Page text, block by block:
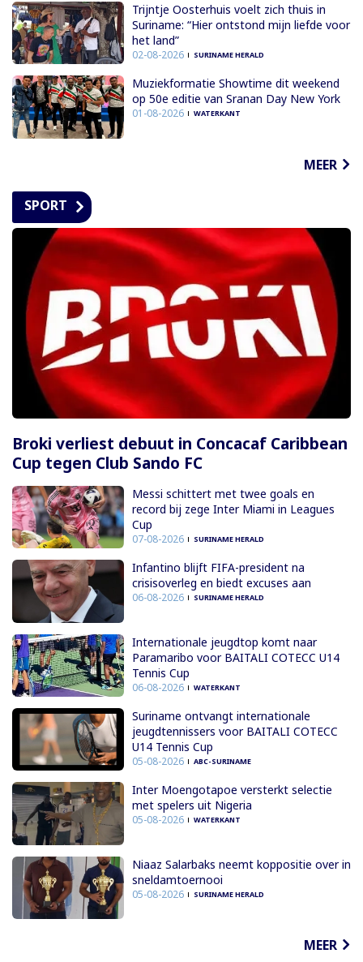
Trijntje Oosterhuis voelt zich thuis in
Suriname: “Hier ontstond mijn liefde voor
het land”
02-08-2026 SURINAME HERALD
Muziekformatie Showtime dit weekend
op 50e editie van Sranan Day New York
01-08-2026 WATERKANT
MEER
SPORT
Broki verliest debuut in Concacaf Caribbean
Cup tegen Club Sando FC
Messi schittert met twee goals en
record bij zege Inter Miami in Leagues
Cup
07-08-2026 SURINAME HERALD
Infantino blijft FIFA-president na
crisisoverleg en biedt excuses aan
06-08-2026 SURINAME HERALD
Internationale jeugdtop komt naar
Paramaribo voor BAITALI COTECC U14
Tennis Cup
06-08-2026 WATERKANT
Suriname ontvangt internationale
jeugdtennissers voor BAITALI COTECC
U14 Tennis Cup
05-08-2026 ABC-SURINAME
Inter Moengotapoe versterkt selectie
met spelers uit Nigeria
05-08-2026 WATERKANT
Niaaz Salarbaks neemt koppositie over in
sneldamtoernooi
05-08-2026 SURINAME HERALD
MEER